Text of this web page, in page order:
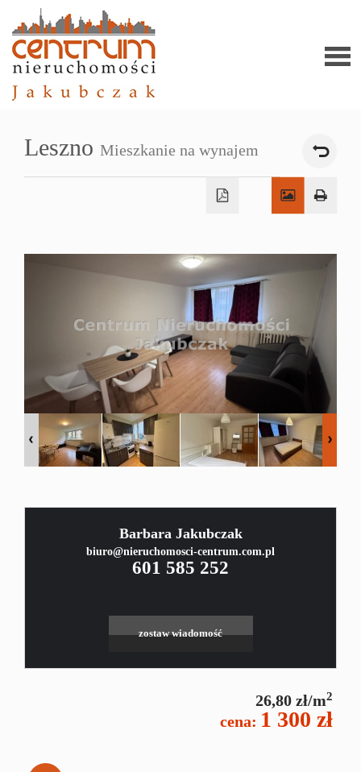
Zgłoś
Zgłoś
Leszno Mieszkanie na wynajem
Barbara Jakubczak
biuro@nieruchomosci-centrum.com.pl
601 585 252
zostaw wiadomość
26,80 zł/m2
cena: 1 300 zł